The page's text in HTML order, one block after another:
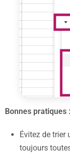
Bonnes pratiques :
Évitez de trier
toujours